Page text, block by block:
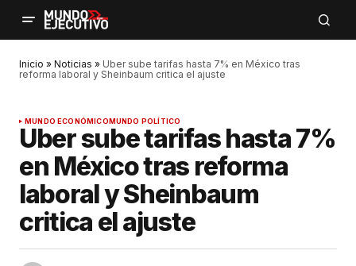
Inicio » Noticias » Uber sube tarifas hasta 7% en México tras
reforma laboral y Sheinbaum critica el ajuste
MUNDO ECONÓMICOMUNDO POLÍTICO
Uber sube tarifas hasta 7%
en México tras reforma
laboral y Sheinbaum
critica el ajuste